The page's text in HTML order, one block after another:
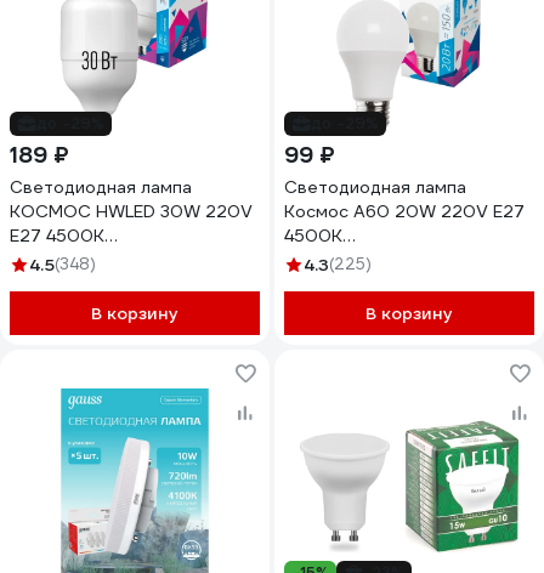
189 ₽
Светодиодная лампа
КОСМОС HWLED 30W 220V
E27 4500К
LksmHWLED30WE2745
4.5(348)
В корзину
99 ₽
Светодиодная лампа
Космос А60 20W 220V E27
4500K
LkecLED20wA60E2745
4.3(225)
В корзину